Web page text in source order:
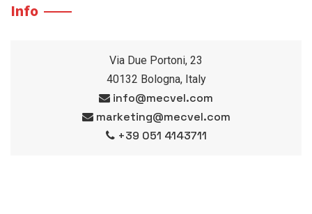
Info
Via Due Portoni, 23
40132 Bologna, Italy
info@mecvel.com
marketing@mecvel.com
+39 051 4143711